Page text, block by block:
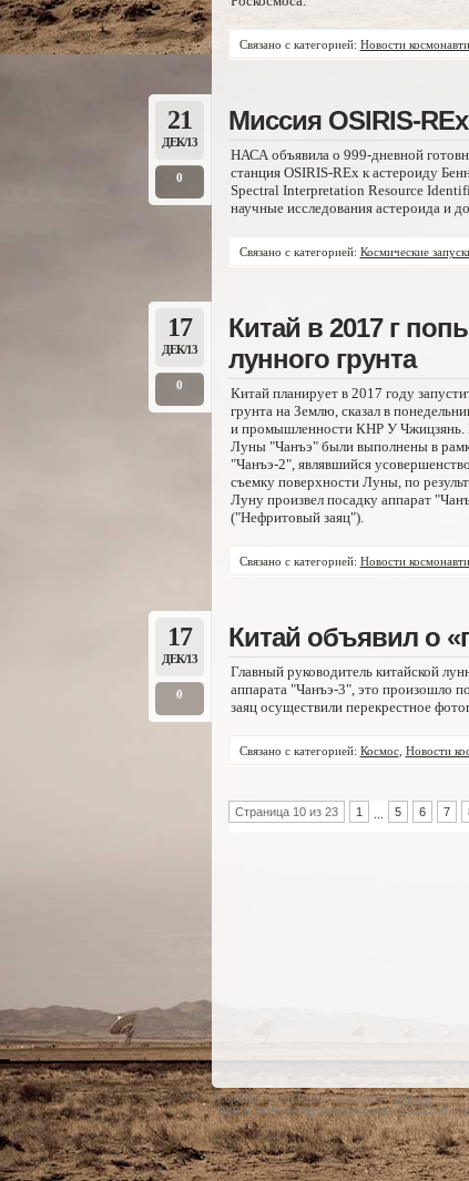
Связано с категорией: Новости
21
ДЕК/13
0
Миссия OSIRIS-
НАСА объявила о 999-дневной
станция OSIRIS-REx к астероиду
Spectral Interpretation Resource
научные исследования астероида и
Связано с категорией: Космические
17
ДЕК/13
0
Китай в 2017 г
лунного грунта
Китай планирует в 2017 году
грунта на Землю, сказал в
и промышленности КНР У Чжицзянь.
Луны "Чанъэ" были выполнены в
"Чанъэ-2", являвшийся
съемку поверхности Луны, по
Луну произвел посадку аппарат
("Нефритовый заяц").
Связано с категорией: Новости
17
ДЕК/13
0
Китай объявил о
Главный руководитель китайской
аппарата "Чанъэ-3", это произошло
заяц осуществили перекрестное
Связано с категорией: Космос, Новости
Страница 10 из 23 1 5 6 7
Copyright © 2012-2026 · Powered byDVB.UZ
DVB & MHP are registered trademarks of the DVB